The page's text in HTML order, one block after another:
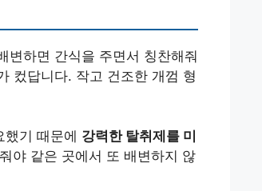
변하면 간식을 주면서 칭찬해줘
컸답니다. 작고 건조한 개껌 형
했기 때문에 강력한 탈취제를 미
야 같은 곳에서 또 배변하지 않